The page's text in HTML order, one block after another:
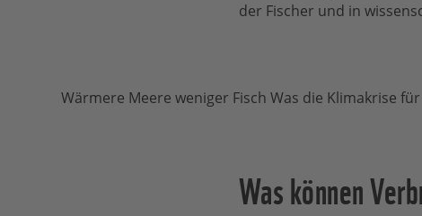
der Fischer und in
Wärmere Meere weniger Fisch Was die Klimakrise
Was können